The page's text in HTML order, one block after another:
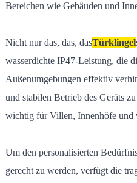
Bereichen wie Gebäuden und
Nicht nur das, das, dasTürklingel
wasserdichte IP47-Leistung, die
Außenumgebungen effektiv
und stabilen Betrieb des Geräts
wichtig für Villen, Innenhöfe und
Um den personalisierten
gerecht zu werden, verfügt die